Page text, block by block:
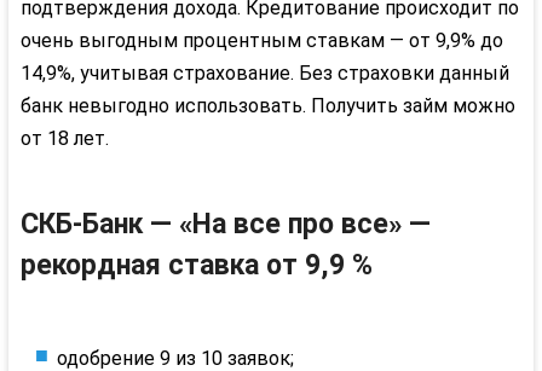
подтверждения дохода. Кредитование происходит по
очень выгодным процентным ставкам — от 9,9% до
14,9%, учитывая страхование. Без страховки данный
банк невыгодно использовать. Получить займ можно
от 18 лет.
СКБ-Банк — «На все про все» —
рекордная ставка от 9,9 %
одобрение 9 из 10 заявок;